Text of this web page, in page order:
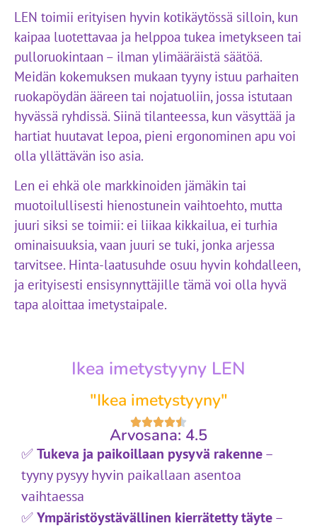
LEN toimii erityisen hyvin kotikäytössä silloin, kun
kaipaa luotettavaa ja helppoa tukea imetykseen tai
pulloruokintaan – ilman ylimääräistä säätöä.
Meidän kokemuksen mukaan tyyny istuu parhaiten
ruokapöydän ääreen tai nojatuoliin, jossa istutaan
hyvässä ryhdissä. Siinä tilanteessa, kun väsyttää ja
hartiat huutavat lepoa, pieni ergonominen apu voi
olla yllättävän iso asia.
Len ei ehkä ole markkinoiden jämäkin tai
muotoilullisesti hienostunein vaihtoehto, mutta
juuri siksi se toimii: ei liikaa kikkailua, ei turhia
ominaisuuksia, vaan juuri se tuki, jonka arjessa
tarvitsee. Hinta-laatusuhde osuu hyvin kohdalleen,
ja erityisesti ensisynnyttäjille tämä voi olla hyvä
tapa aloittaa imetystaipale.
Ikea imetystyyny LEN
"Ikea imetystyyny"
Arvosana: 4.5
✅Tukeva ja paikoillaan pysyvä rakenne–
tyyny pysyy hyvin paikallaan asentoa
vaihtaessa
✅Ympäristöystävällinen kierrätetty täyte–